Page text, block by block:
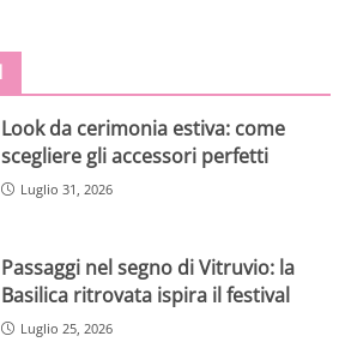
Look da cerimonia estiva: come
scegliere gli accessori perfetti
Luglio 31, 2026
Passaggi nel segno di Vitruvio: la
Basilica ritrovata ispira il festival
Luglio 25, 2026